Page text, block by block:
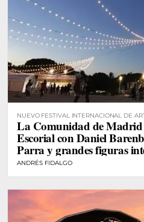
NUEVO FESTIVAL INTERNACIONAL DE
DE MADRID
La Comunidad de Madrid
Escorial con Daniel
Parra y grandes figuras
ANDRÉS FIDALGO